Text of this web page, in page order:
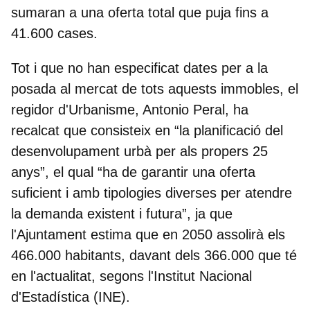
sumaran a una oferta total que puja fins a
41.600 cases.
Tot i que no han especificat dates per a la
posada al mercat de tots aquests immobles, el
regidor d'Urbanisme, Antonio Peral, ha
recalcat que consisteix en “la planificació del
desenvolupament urbà per als propers 25
anys”, el qual “ha de garantir una oferta
suficient i amb tipologies diverses per atendre
la demanda existent i futura”, ja que
l'Ajuntament estima que en 2050 assolirà els
466.000 habitants, davant dels 366.000 que té
en l'actualitat, segons l'Institut Nacional
d'Estadística (INE).